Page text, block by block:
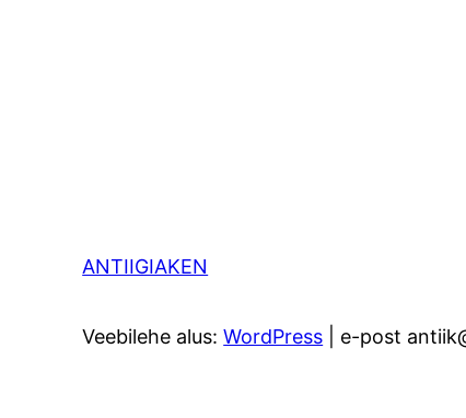
ANTIIGIAKEN
Veebilehe alus:WordPress | e-post